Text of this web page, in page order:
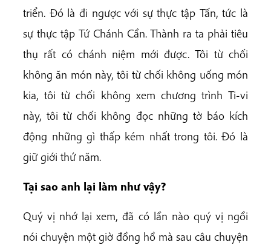
triển. Đó là đi ngược với sự thực tập Tấn, tức là
sự thực tập Tứ Chánh Cần. Thành ra ta phải tiêu
thụ rất có chánh niệm mới được. Tôi từ chối
không ăn món này, tôi từ chối không uống món
kia, tôi từ chối không xem chương trình Ti-vi
này, tôi từ chối không đọc những tờ báo kích
động những gì thấp kém nhất trong tôi. Đó là
giữ giới thứ năm.
Tại sao anh lại làm như vậy?
Quý vị nhớ lại xem, đã có lần nào quý vị ngồi
nói chuyện một giờ đồng hồ mà sau câu chuyện